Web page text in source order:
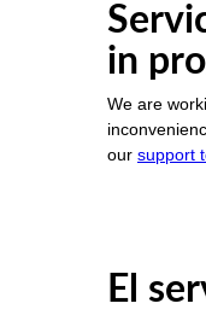
in
We are
our support
El